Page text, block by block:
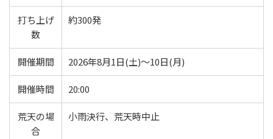
打ち上げ
数
約300発
開催期間 2026年8月1日(土)～10日(月)
開催時間 20:00
荒天の場
合
小雨決行、荒天時中止